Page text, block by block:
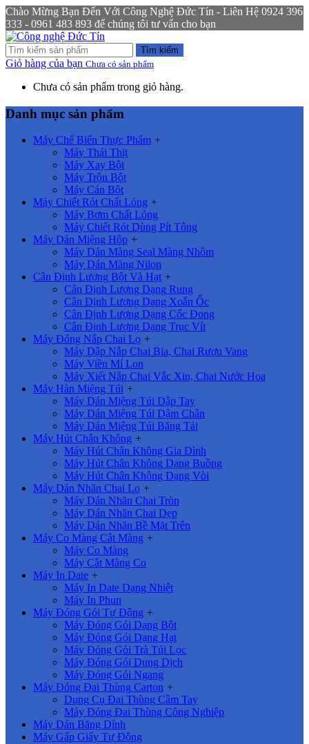
Chào Mừng Bạn Đến Với Công Nghệ Đức Tín - Liên Hệ 0924 396
333 - 0961 483 893 để chúng tôi tư vấn cho bạn
Tìm kiếm
Giỏ hàng của bạn Chưa có sản phẩm
Chưa có sản phẩm trong giỏ hàng.
Danh mục sản phẩm
Máy Chế Biến Thực Phẩm +
Máy Thái Thịt
Máy Xay Bột
Máy Trộn Bột
Máy Cán Bột
Máy Chiết Rót Chất Lỏng +
Máy Bơm Chất Lỏng
Máy Chiết Rót Dùng Pít Tông
Máy Dán Miệng Hộp +
Máy Dán Màng Seal Màng Nhôm
Máy Dán Màng Nilon
Cân Định Lượng Bột Và Hạt +
Cân Định Lượng Dạng Rung
Cân Định Lượng Dạng Xoắn Ốc
Cân Định Lượng Dạng Cốc Đong
Cân Định Lượng Dạng Trục Vít
Máy Đóng Nắp Chai Lọ +
Máy Dập Nắp Chai Bia, Chai Rượu Vang
Máy Viền Mí Lon
Máy Xiết Nắp Chai Vắc Xin, Chai Nước Hoa
Máy Hàn Miệng Túi +
Máy Dán Miệng Túi Dập Tay
Máy Dán Miệng Túi Dậm Chân
Máy Dán Miệng Túi Băng Tải
Máy Hút Chân Không +
Máy Hút Chân Không Gia Đình
Máy Hút Chân Không Dạng Buồng
Máy Hút Chân Không Dạng Vòi
Máy Dán Nhãn Chai Lọ +
Máy Dán Nhãn Chai Tròn
Máy Dán Nhãn Chai Dẹp
Máy Dán Nhãn Bề Mặt Trên
Máy Co Màng Cắt Màng +
Máy Co Màng
Máy Cắt Màng Co
Máy In Date +
Máy In Date Dạng Nhiệt
Máy In Phun
Máy Đóng Gói Tự Động +
Máy Đóng Gói Dạng Bột
Máy Đóng Gói Dạng Hạt
Máy Đóng Gói Trà Túi Lọc
Máy Đóng Gói Dung Dịch
Máy Đóng Gói Ngang
Máy Đóng Đai Thùng Carton +
Dụng Cụ Đai Thùng Cầm Tay
Máy Đóng Đai Thùng Công Nghiệp
Máy Dán Băng Dính
Máy Gấp Giấy Tự Động